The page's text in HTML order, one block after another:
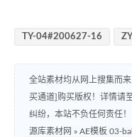
TY-04#200627-16
全站素材均从网上搜集而
买通道]购买版权！详情请
纠纷，本站不负任何责任！
源库素材网 » AE模板 03-